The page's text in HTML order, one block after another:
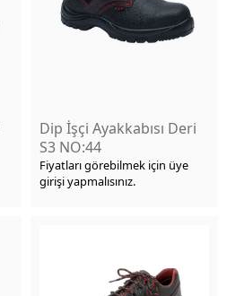
Dip İşçi Ayakkabısı Deri
S3 NO:44
Fiyatları görebilmek için üye
girişi yapmalısınız.